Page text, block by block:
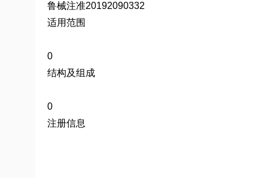
鲁械注准20192090332
适用范围
0
结构及组成
0
注册信息